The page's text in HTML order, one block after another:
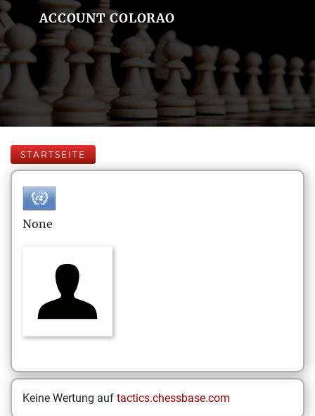
ACCOUNT COLORAO
STARTSEITE
None
Keine Wertung auf tactics.chessbase.com